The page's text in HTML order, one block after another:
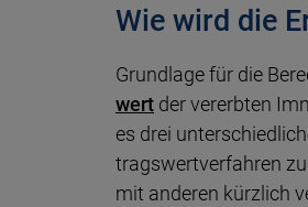
Wie wird die
Grundlage für die
wert der ver­erb­ten
es drei
trags­wert­ver­fahren
mit anderen kürz­lich